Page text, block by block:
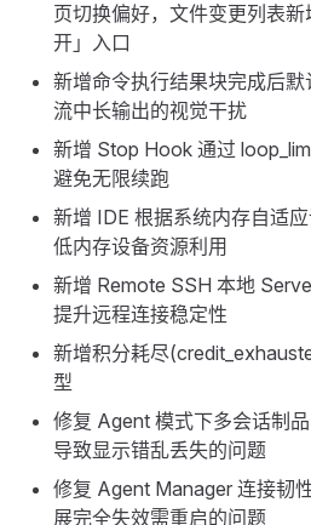
页切换偏好，文件变更列表
开」入口
新增命令执行结果块完成后
流中长输出的视觉干扰
新增 Stop Hook 通过
避免无限续跑
新增 IDE 根据系统内存自适
低内存设备资源利用
新增 Remote SSH 本地
提升远程连接稳定性
新增积分耗尽
型
修复 Agent 模式下多会话制
导致显示错乱丢失的问题
修复 Agent Manager 连接韧
展完全失效需重启的问题